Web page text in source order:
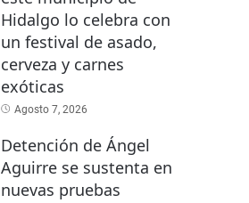
Hidalgo lo celebra con
un festival de asado,
cerveza y carnes
exóticas
Agosto 7, 2026
Detención de Ángel
Aguirre se sustenta en
nuevas pruebas